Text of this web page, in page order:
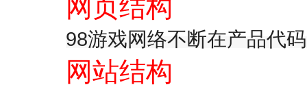
网页结构
98游戏网络不断在产品代
网站结构